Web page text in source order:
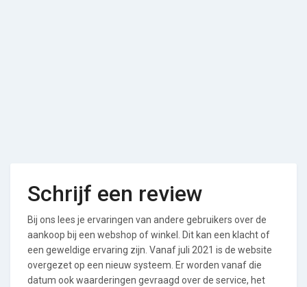
Schrijf een review
Bij ons lees je ervaringen van andere gebruikers over de
aankoop bij een webshop of winkel. Dit kan een klacht of
een geweldige ervaring zijn. Vanaf juli 2021 is de website
overgezet op een nieuw systeem. Er worden vanaf die
datum ook waarderingen gevraagd over de service, het